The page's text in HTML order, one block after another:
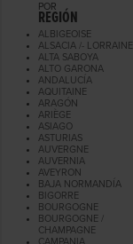
POR
REGIÓN
ALBIGEOISE
ALSACIA /- LORRAINE
ALTA SABOYA
ALTO GARONA
ANDALUCÍA
AQUITAINE
ARAGÓN
ARIÈGE
ASIAGO
ASTURIAS
AUVERGNE
AUVERNIA
AVEYRON
BAJA NORMANDÍA
BIGORRE
BOURGOGNE
BOURGOGNE /
CHAMPAGNE